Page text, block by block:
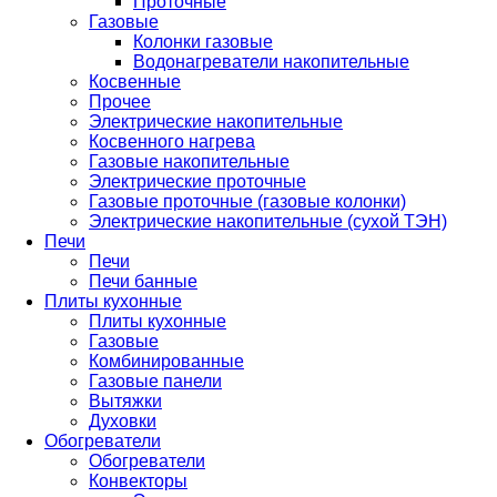
Газовые
Колонки газовые
Водонагреватели накопительные
Косвенные
Прочее
Электрические накопительные
Косвенного нагрева
Газовые накопительные
Электрические проточные
Газовые проточные (газовые колонки)
Электрические накопительные (сухой ТЭН)
Печи
Печи
Печи банные
Плиты кухонные
Плиты кухонные
Газовые
Комбинированные
Газовые панели
Вытяжки
Духовки
Обогреватели
Обогреватели
Конвекторы